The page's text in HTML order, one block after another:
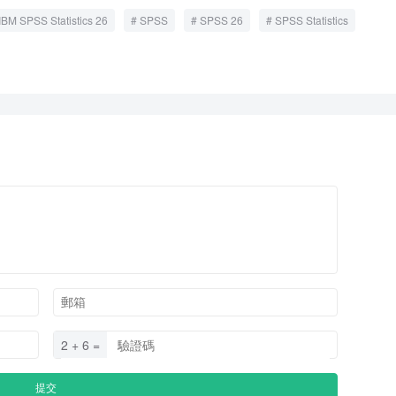
SPSS Statistics 26 SPSS SPSS 26 SPSS Statistics
2 + 6 =